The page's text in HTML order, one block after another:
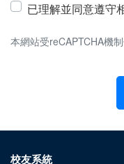
已理解並同意遵守
本網站受reCAPTCHA機
校友系統